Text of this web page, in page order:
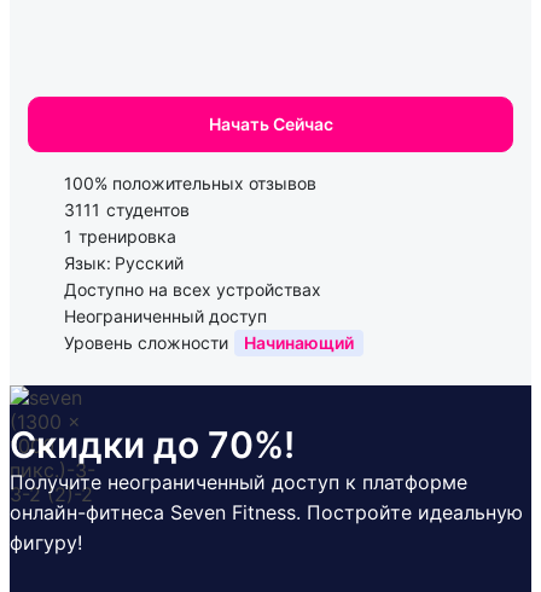
Начать Сейчас
100% положительных отзывов
3111 студентов
1 тренировка
Язык: Русский
Доступно на всех устройствах
Неограниченный доступ
Уровень сложности
Начинающий
Скидки до 70%!
Получите неограниченный доступ к платформе
онлайн-фитнеса Seven Fitness. Постройте идеальную
фигуру!